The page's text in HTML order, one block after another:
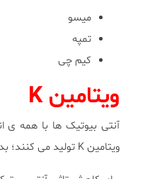
میسو
تمپه
کیم چی
ویتامین K
آنتی بیوتیک ها با همه ی
ویتامین K تولید می کنند؛ بدن برای تشکیل لخته ی خون به ویتامین K نیاز دارد.